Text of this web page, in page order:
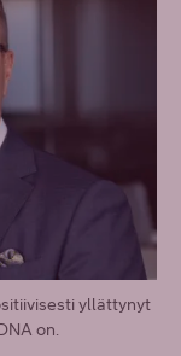
yllättynyt
on.